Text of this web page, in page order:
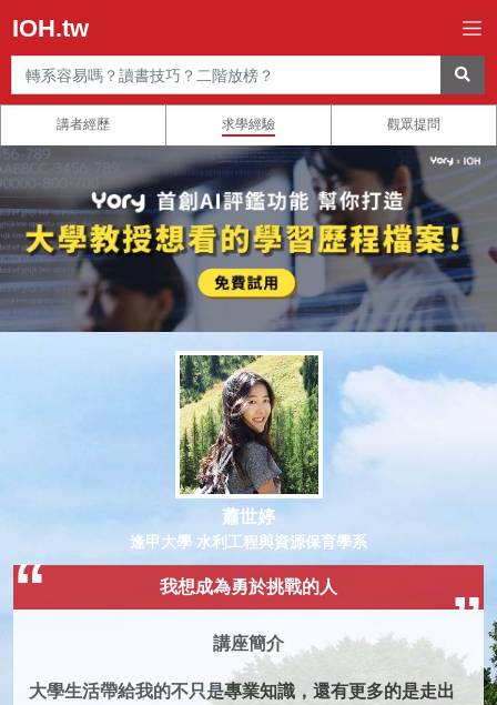
IOH.tw
講者經歷 求學經驗 觀眾提問
蕭世婷
逢甲大學 水利工程與資源保育學系
我想成為勇於挑戰的人
講座簡介
大學生活帶給我的不只是專業知識，還有更多的是走出